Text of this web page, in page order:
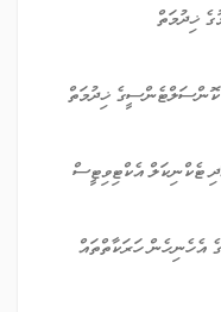
ޚިދުމަތް
ކޮންސަލްޓެންސީގެ ޚިދުމަތް
ޓެކްނިކަލް އެކްޓިވިޓީސް
އެހެނިހެން ހަރަކާތްތައް